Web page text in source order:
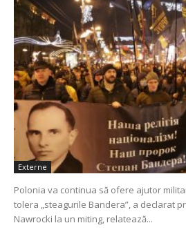
Externe
Polonia va continua să ofere ajutor
tolera „steagurile Bandera”, a declarat
Nawrocki la un miting, relatează...